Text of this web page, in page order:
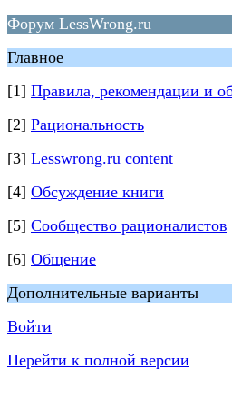
Форум LessWrong.ru
Главное
[1] Правила, рекомендации и
[2] Рациональность
[3] Lesswrong.ru content
[4] Обсуждение книги
[5] Сообщество рационалистов
[6] Общение
Дополнительные варианты
Войти
Перейти к полной версии